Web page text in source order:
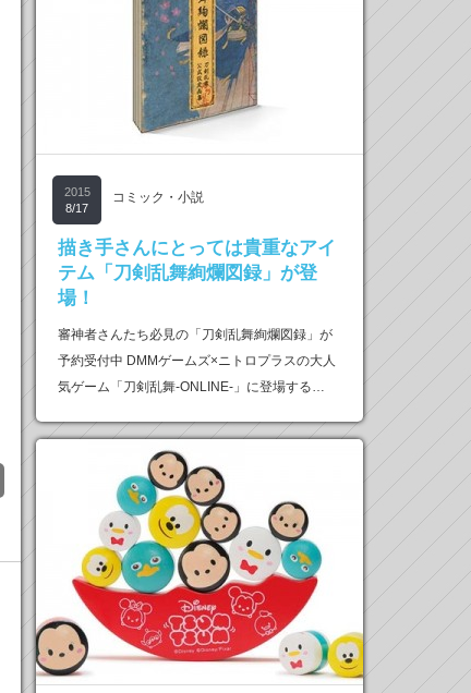
2015
8/17
コミック・小説
描き手さんにとっては貴重なアイ
テム「刀剣乱舞絢爛図録」が登
場！
審神者さんたち必見の「刀剣乱舞絢爛図録」が
予約受付中 DMMゲームズ×ニトロプラスの大人
気ゲーム「刀剣乱舞-ONLINE-」に登場する…